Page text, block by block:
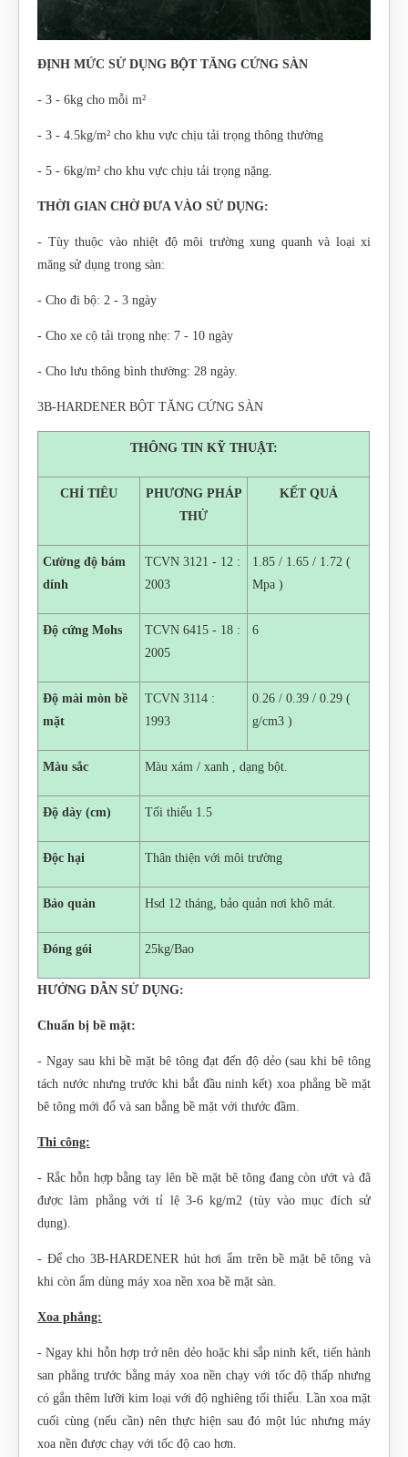
ĐỊNH MỨC SỬ DỤNG BỘT TĂNG CỨNG SÀN
- 3 - 6kg cho mỗi m²
- 3 - 4.5kg/m² cho khu vực chịu tải trọng thông thường
- 5 - 6kg/m² cho khu vực chịu tải trọng nặng.
THỜI GIAN CHỜ ĐƯA VÀO SỬ DỤNG:
- Tùy thuộc vào nhiệt độ môi trường xung quanh và loại xi
măng sử dụng trong sàn:
- Cho đi bộ: 2 - 3 ngày
- Cho xe cộ tải trọng nhẹ: 7 - 10 ngày
- Cho lưu thông bình thường: 28 ngày.
3B-HARDENER BỘT TĂNG CỨNG SÀN
THÔNG TIN KỸ THUẬT:
CHỈ TIÊU
PHƯƠNG PHÁP
THỬ
KẾT QUẢ
Cường độ bám
dính
TCVN 3121 - 12 :
2003
1.85 / 1.65 / 1.72 (
Mpa )
Độ cứng Mohs
TCVN 6415 - 18 :
2005
6
Độ mài mòn bề
mặt
TCVN 3114 :
1993
0.26 / 0.39 / 0.29 (
g/cm3 )
Màu sắc Màu xám / xanh , dạng bột.
Độ dày (cm) Tối thiểu 1.5
Độc hại Thân thiện với môi trường
Bảo quản Hsd 12 tháng, bảo quản nơi khô mát.
Đóng gói 25kg/Bao
HƯỚNG DẪN SỬ DỤNG:
Chuẩn bị bề mặt:
- Ngay sau khi bề mặt bê tông đạt đến độ dẻo (sau khi bê tông
tách nước nhưng trước khi bắt đầu ninh kết) xoa phẳng bề mặt
bê tông mới đổ và san bằng bề mặt với thước đầm.
Thi công:
- Rắc hỗn hợp bằng tay lên bề mặt bê tông đang còn ướt và đã
được làm phẳng với tỉ lệ 3-6 kg/m2 (tùy vào mục đích sử
dụng).
- Để cho 3B-HARDENER hút hơi ẩm trên bề mặt bê tông và
khi còn ẩm dùng máy xoa nền xoa bề mặt sàn.
Xoa phẳng:
- Ngay khi hỗn hợp trở nên dẻo hoặc khi sắp ninh kết, tiến hành
san phẳng trước bằng máy xoa nền chạy với tốc độ thấp nhưng
có gắn thêm lưỡi kim loại với độ nghiêng tối thiểu. Lần xoa mặt
cuối cùng (nếu cần) nên thực hiện sau đó một lúc nhưng máy
xoa nền được chạy với tốc độ cao hơn.